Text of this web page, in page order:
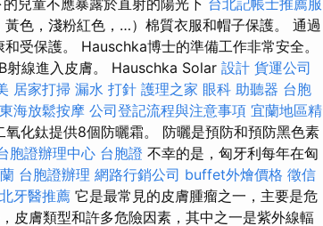
黃色，淺粉紅色，…）棉質衣服和帽子保護。 通過
受保護。 Hauschka博士的準備工作非常安全。
射線進入皮膚。 Hauschka Solar 設計 貨運公司
居家打掃 漏水 打針 護理之家 眼科 助聽器 台胞
東海放鬆按摩 公司登記流程與注意事項 宜蘭地區精
化鈦提供8個防曬霜。 防曬是預防和預防黑色素
胞證辦理中心 台胞證 不幸的是，匈牙利每年在匈
台胞證辦理 網路行銷公司 buffet外燴價格 徵信
牙醫推薦 它是最常見的皮膚腫瘤之一，主要是危
皮膚類型和許多危險因素，其中之一是紫外線輻